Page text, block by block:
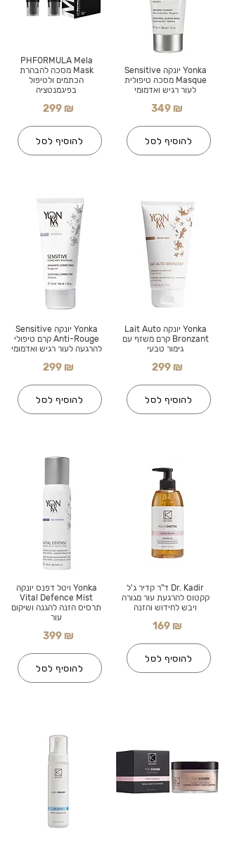
PHFORMULA Mela
Mask מסכה להבהרת
הכתמים ולטיפול
בפיגמנטציה
299 ₪
להוסיף לסל
Yonka יונקה Sensitive
Anti-Rouge קרם טיפולי
להרגעה לעור רגיש ואדמומי
299 ₪
להוסיף לסל
Yonka ויטל דפנס יונקה
Vital Defence Mist
תרסיס הזנה להגנה ושיקום
עור
399 ₪
להוסיף לסל
Yonka יונקה Sensitive
Masque מסכה טיפולית
לעור רגיש ואדמומי
349 ₪
להוסיף לסל
Yonka יונקה Lait Auto
Bronzant קרם משזף עם
גימור טבעי
299 ₪
להוסיף לסל
Dr. Kadir ד"ר קדיר ג'ל
קקטוס להרגעת עור מגורה
ויבש לחידוש והזנה
169 ₪
להוסיף לסל